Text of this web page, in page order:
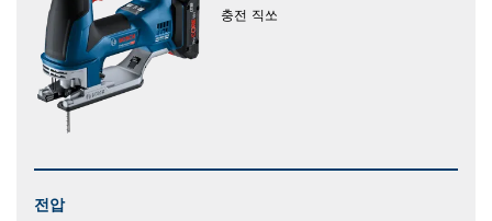
충전 직쏘
전압